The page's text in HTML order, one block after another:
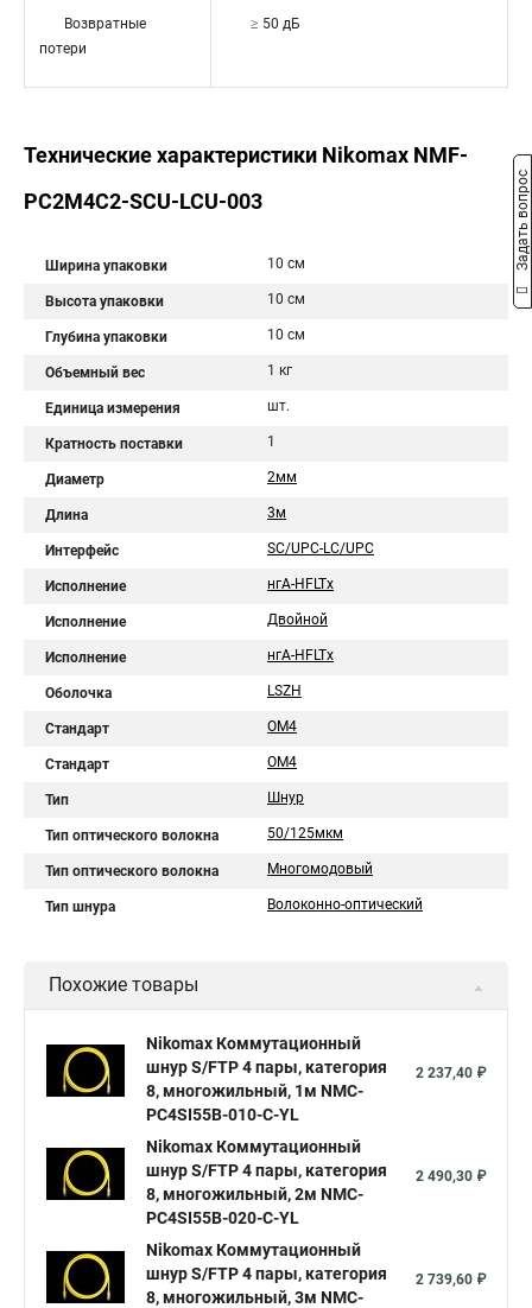
Возвратные
потери
≥ 50 дБ
Технические характеристики Nikomax NMF-
PC2M4C2-SCU-LCU-003
Ширина упаковки 10 см
Высота упаковки 10 см
Глубина упаковки 10 см
Объемный вес 1 кг
Единица измерения шт.
Кратность поставки 1
Диаметр 2мм
Длина 3м
Интерфейс SC/UPC-LC/UPC
Исполнение нгA-HFLTx
Исполнение Двойной
Исполнение нгА-HFLTx
Оболочка LSZH
Стандарт ОM4
Стандарт OM4
Тип Шнур
Тип оптического волокна 50/125мкм
Тип оптического волокна Многомодовый
Тип шнура Волоконно-оптический
Похожие товары
Nikomax Коммутационный
шнур S/FTP 4 пары, категория
8, многожильный, 1м NMC-
PC4SI55B-010-C-YL
2 237,40 ₽
Nikomax Коммутационный
шнур S/FTP 4 пары, категория
8, многожильный, 2м NMC-
PC4SI55B-020-C-YL
2 490,30 ₽
Nikomax Коммутационный
шнур S/FTP 4 пары, категория
8, многожильный, 3м NMC-
2 739,60 ₽
Задать вопрос